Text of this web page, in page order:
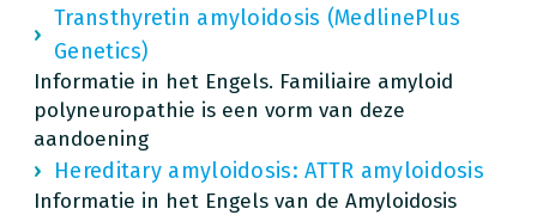
Transthyretin amyloidosis (MedlinePlus
Genetics)
Informatie in het Engels. Familiaire amyloid
polyneuropathie is een vorm van deze
aandoening
Hereditary amyloidosis: ATTR amyloidosis
Informatie in het Engels van de Amyloidosis